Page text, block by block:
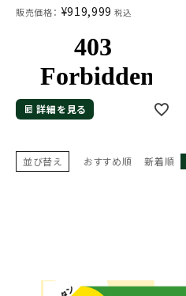
販売価格： ¥919,999 税込
詳細を見る
並び替え おすすめ順 新着順